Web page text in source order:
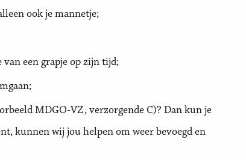
ook je mannetje;
van een grapje op zijn tijd;
MDGO-VZ, verzorgende C)? Dan kun je
kunnen wij jou helpen om weer bevoegd en